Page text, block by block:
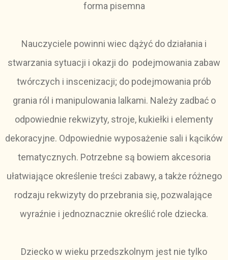
forma pisemna
Nauczyciele powinni wiec dążyć do działania i
stwarzania sytuacji i okazji do podejmowania zabaw
twórczych i inscenizacji; do podejmowania prób
grania ról i manipulowania lalkami. Należy zadbać o
odpowiednie rekwizyty, stroje, kukiełki i elementy
dekoracyjne. Odpowiednie wyposażenie sali i kącików
tematycznych. Potrzebne są bowiem akcesoria
ułatwiające określenie treści zabawy, a także różnego
rodzaju rekwizyty do przebrania się, pozwalające
wyraźnie i jednoznacznie określić role dziecka.
Dziecko w wieku przedszkolnym jest nie tylko